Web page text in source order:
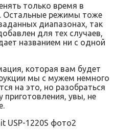
только время в
Остальные режимы тоже
диапазонах, так
для тех случаев,
названием ни с одной
которая вам будет
мы с мужем немного
на это, но разобраться
увы, не